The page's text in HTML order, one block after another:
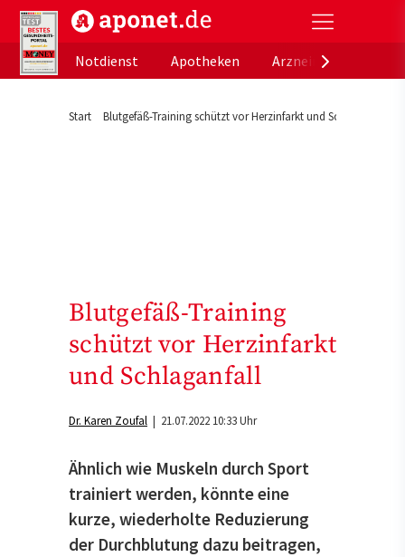
aponet.de - Das offizielle Gesundheitsportal der
Notdienst
Apotheken
Start Blutgefäß-Training schützt vor Herzinfarkt und Schlaganfall
Blutgefäß-Training
schützt vor Herzinfarkt
und Schlaganfall
Dr. Karen Zoufal | 21.07.2022 10:33 Uhr
Ähnlich wie Muskeln durch Sport
trainiert werden, könnte eine
kurze, wiederholte Reduzierung
der Durchblutung dazu beitragen,